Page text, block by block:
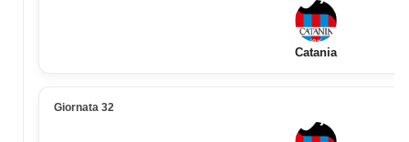
Catania
Giornata 32